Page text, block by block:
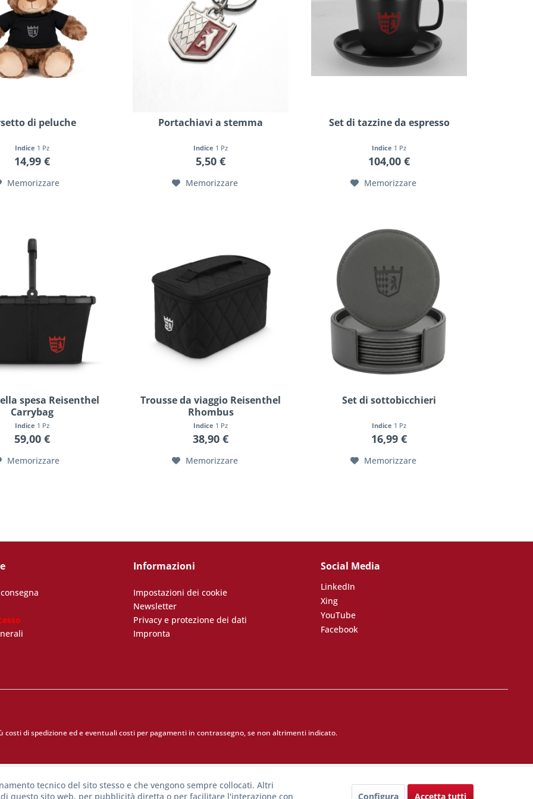
di peluche
Indice 1 Pz
14,99 €
Memorizzare
Portachiavi a stemma
Indice 1 Pz
5,50 €
Memorizzare
Set di tazzine da espresso
Indice 1 Pz
104,00 €
Memorizzare
spesa Reisenthel
Carrybag
Indice 1 Pz
59,00 €
Memorizzare
Trousse da viaggio Reisenthel
Rhombus
Indice 1 Pz
38,90 €
Memorizzare
Set di sottobicchieri
Indice 1 Pz
16,99 €
Memorizzare
Informazioni
Impostazioni dei cookie
Newsletter
Privacy e protezione dei dati
Impronta
Social Media
LinkedIn
Xing
YouTube
Facebook
costi di spedizioneed e eventuali costi per pagamenti in contrassegno, se non altrimenti indicato.
tecnico del sito stesso e che vengono sempre collocati. Altri
questo sito web, per pubblicità diretta o per facilitare l'interazione con
Configura Accetta tutti